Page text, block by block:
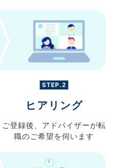
STEP.2
ヒアリング
ご登録後、 アドバイザーが転
職のご希望を伺います